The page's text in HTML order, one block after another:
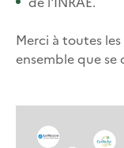
Merci à toutes
ensemble que se